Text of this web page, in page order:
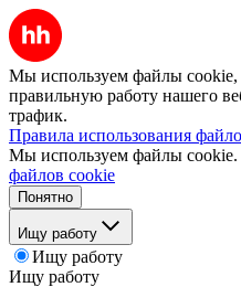
Мы используем файлы cookie,
правильную работу нашего
трафик.
Правила использования
Мы используем файлы cookie.
файлов cookie
Понятно
Ищу работу
Ищу работу
Ищу работу